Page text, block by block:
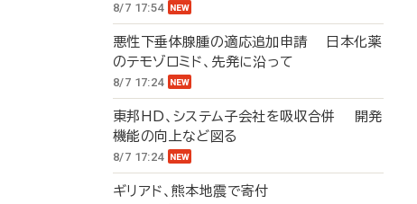
8/7 17:54
悪性下垂体腺腫の適応追加申請 日本化薬
のテモゾロミド、先発に沿って
8/7 17:24
東邦HD、システム子会社を吸収合併 開発
機能の向上など図る
8/7 17:24
ギリアド、熊本地震で寄付